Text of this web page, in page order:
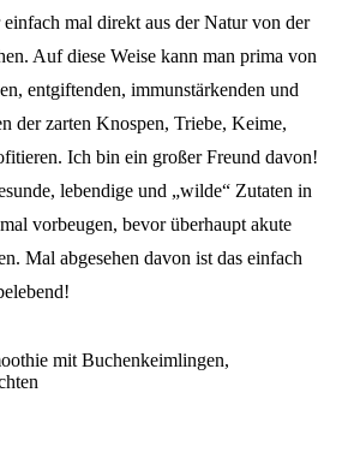
mal direkt aus der Natur von der
Auf diese Weise kann man prima von
entgiftenden, immunstärkenden und
der zarten Knospen, Triebe, Keime,
Ich bin ein großer Freund davon!
lebendige und „wilde“ Zutaten in
vorbeugen, bevor überhaupt akute
Mal abgesehen davon ist das einfach
mit Buchenkeimlingen,